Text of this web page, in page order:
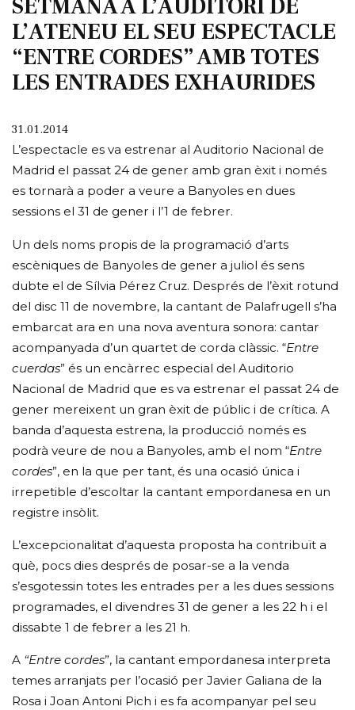
SETMANA A L’AUDITORI DE
L’ATENEU EL SEU ESPECTACLE
“ENTRE CORDES” AMB TOTES
LES ENTRADES EXHAURIDES
31.01.2014
L’espectacle es va estrenar al Auditorio Nacional de
Madrid el passat 24 de gener amb gran èxit i només
es tornarà a poder a veure a Banyoles en dues
sessions el 31 de gener i l’1 de febrer.
Un dels noms propis de la programació d’arts
escèniques de Banyoles de gener a juliol és sens
dubte el de Sílvia Pérez Cruz. Després de l’èxit rotund
del disc 11 de novembre, la cantant de Palafrugell s’ha
embarcat ara en una nova aventura sonora: cantar
acompanyada d’un quartet de corda clàssic. “Entre
cuerdas” és un encàrrec especial del Auditorio
Nacional de Madrid que es va estrenar el passat 24 de
gener mereixent un gran èxit de públic i de crítica. A
banda d’aquesta estrena, la producció només es
podrà veure de nou a Banyoles, amb el nom “Entre
cordes”, en la que per tant, és una ocasió única i
irrepetible d’escoltar la cantant empordanesa en un
registre insòlit.
L’excepcionalitat d’aquesta proposta ha contribuït a
què, pocs dies després de posar-se a la venda
s’esgotessin totes les entrades per a les dues sessions
programades, el divendres 31 de gener a les 22 h i el
dissabte 1 de febrer a les 21 h.
A “Entre cordes”, la cantant empordanesa interpreta
temes arranjats per l’ocasió per Javier Galiana de la
Rosa i Joan Antoni Pich i es fa acompanyar pel seu